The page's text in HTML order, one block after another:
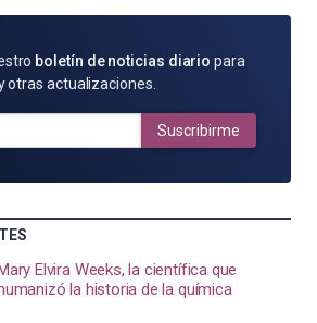
boletín de noticias diario para
otras actualizaciones.
Suscribirme
Elvira Weeks, la científica que
la historia de la química